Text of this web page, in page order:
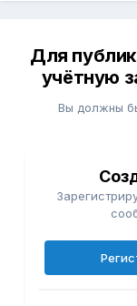
Для
учётную
Вы должны